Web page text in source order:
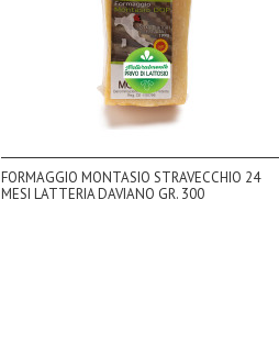
FORMAGGIO MONTASIO STRAVECCHIO 24
MESI LATTERIA DAVIANO GR. 300